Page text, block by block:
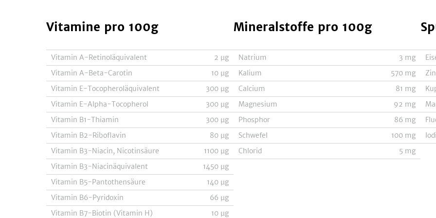
Vitamine pro 100g
Vitamin A-Retinoläquivalent 2 µg
Vitamin A-Beta-Carotin
10 µg
Vitamin E-Tocopheroläquivalent
300 µg
Vitamin E-Alpha-Tocopherol
300 µg
Vitamin B1-Thiamin
300 µg
Vitamin B2-Riboflavin
80 µg
Vitamin B3-Niacin, Nicotinsäure
1100 µg
Vitamin B3-Niacinäquivalent
1450 µg
Vitamin B5-Pantothensäure
140 µg
Vitamin B6-Pyridoxin
66 µg
Vitamin B7-Biotin (Vitamin H)
10 µg
Mineralstoffe pro 100g
Natrium 3 mg
Kalium
570 mg
Calcium
81 mg
Magnesium
92 mg
Phosphor
86 mg
Schwefel
100 mg
Chlorid
5 mg